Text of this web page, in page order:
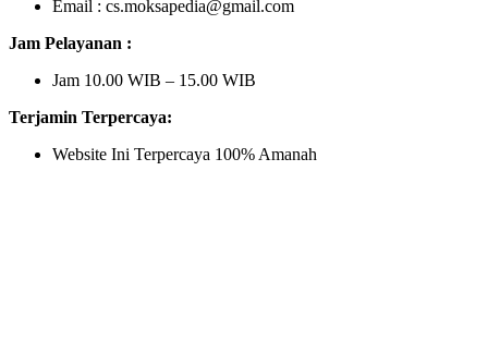
Email : cs.moksapedia@gmail.com
Jam Pelayanan :
Jam 10.00 WIB – 15.00 WIB
Terjamin Terpercaya:
Website Ini Terpercaya 100% Amanah